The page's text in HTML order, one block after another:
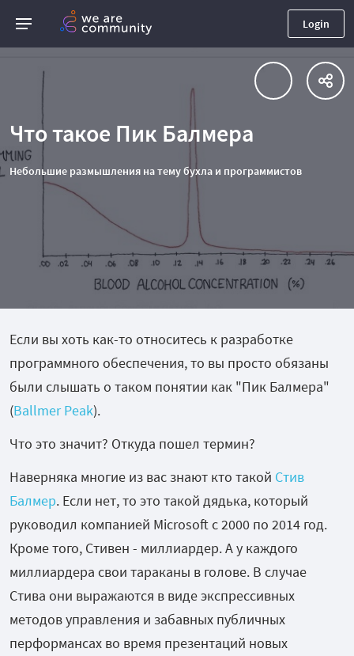
Login
Что такое Пик Балмера
Небольшие размышления на тему бухла и программистов
Если вы хоть как-то относитесь к разработке
программного обеспечения, то вы просто обязаны
были слышать о таком понятии как "Пик Балмера"
(Ballmer Peak).
Что это значит? Откуда пошел термин?
Наверняка многие из вас знают кто такой Стив
Балмер. Если нет, то это такой дядька, который
руководил компанией Microsoft с 2000 по 2014 год.
Кроме того, Стивен - миллиардер. А у каждого
миллиардера свои тараканы в голове. В случае
Стива они выражаются в виде экспрессивных
методов управления и забавных публичных
перформансах во время презентаций новых